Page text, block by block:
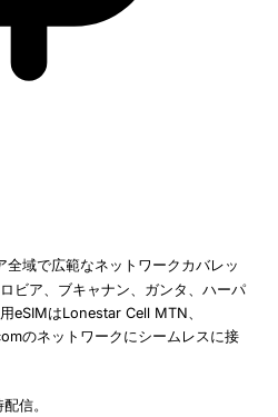
全域で広範なネットワークカバレッ
ビア、ブキャナン、ガンタ、ハーパ
eSIMはLonestar Cell MTN、
のネットワークにシームレスに接
信。